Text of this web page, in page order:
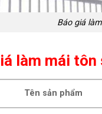
Báo giá
làm mái
Tên sản phẩm